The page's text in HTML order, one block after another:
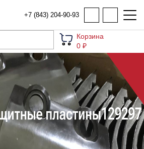
+7 (843) 204-90-93
Корзина
0 ₽